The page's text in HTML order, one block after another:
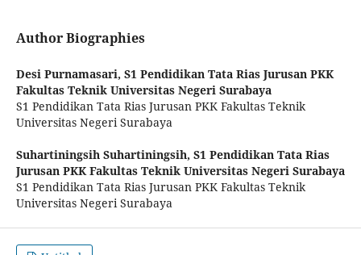
Author Biographies
Desi Purnamasari, S1 Pendidikan Tata Rias Jurusan PKK
Fakultas Teknik Universitas Negeri Surabaya
S1 Pendidikan Tata Rias Jurusan PKK Fakultas Teknik
Universitas Negeri Surabaya
Suhartiningsih Suhartiningsih, S1 Pendidikan Tata Rias
Jurusan PKK Fakultas Teknik Universitas Negeri Surabaya
S1 Pendidikan Tata Rias Jurusan PKK Fakultas Teknik
Universitas Negeri Surabaya